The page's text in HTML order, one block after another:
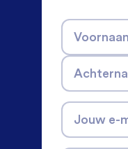
Jouw e-